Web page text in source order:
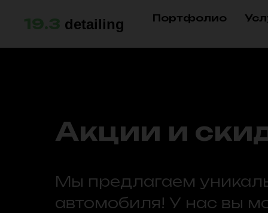
19.3 detailing Портфолио
Акции и
Мы предлагаем
автомобиля! У нас вы